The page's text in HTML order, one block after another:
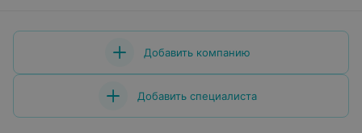
Добавить компанию
Добавить специалиста